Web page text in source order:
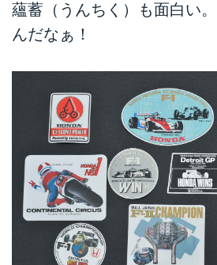
蘊蓄（うんちく）も面白い
んだなぁ！